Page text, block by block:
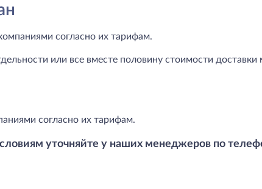
согласно их тарифам.
или все вместе половину стоимости доставки
согласно их тарифам.
уточняйте у наших менеджеров по